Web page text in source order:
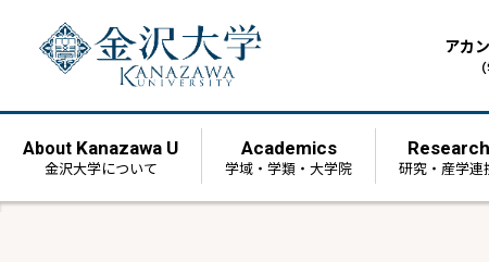
アカ
About Kanazawa U
金沢大学について
Academics
学域・学類・大学院
Research
研究・産学連